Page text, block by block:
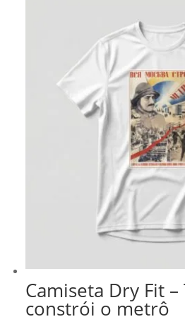
Camiseta Dry Fit
constrói o metrô